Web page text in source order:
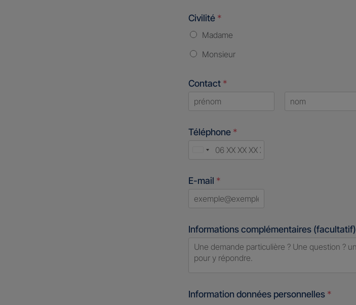
Civilité *
Madame
Monsieur
Contact *
Téléphone *
United
E-mail *
Informations complémentaires (facultatif)
Information données personnelles *